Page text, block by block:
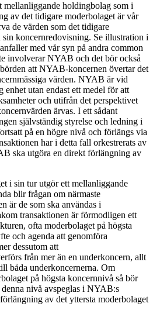
holdingbolag som i
av det tidigare moderbolaget är vår
de värden som det tidigare
koncernredovisning. Se illustration i
med vår syn på andra common
involverar NYAB och det bör också
att NYAB-koncernen övertar det
värden. NYAB är vid
utan endast ett medel för att
och utifrån det perspektivet
ärvas. I ett sådant
självständig styrelse och ledning i
på en högre nivå och förlängs via
har i detta fall orkestrerats av
ska utgöra en direkt förlängning av
i sin tur utgör ett mellanliggande
blir frågan om närmaste
är de som ska användas i
transaktionen är förmodligen ett
ofta moderbolaget på högsta
och agenda att genomföra
dessutom att
från mer än en underkoncern, allt
båda underkoncernerna. Om
på högsta koncernnivå så bör
nivå avspeglas i NYAB:s
av det yttersta moderbolaget